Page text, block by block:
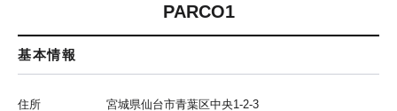
PARCO1
基本情報
住所 宮城県仙台市青葉区中央1-2-3